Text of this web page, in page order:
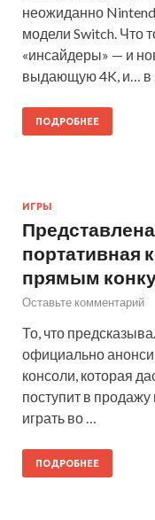
неожиданно
модели Switch. Что
«инсайдеры» — и
выдающую 4K, и… в
ПОДРОБНЕЕ
ИГРЫ
портативная
прямым
Оставьте комментарий
То, что
официально
консоли, которая
поступит в
играть во …
ПОДРОБНЕЕ